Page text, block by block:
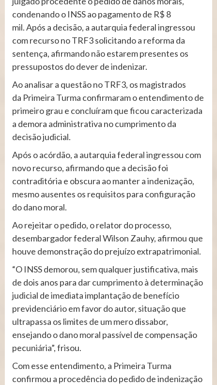
condenando o INSS ao pagamento de R$ 8
mil. Após a decisão, a autarquia federal ingressou
com recurso no TRF3 solicitando a reforma da
sentença, afirmando não estarem presentes os
pressupostos do dever de indenizar.
Ao analisar a questão no TRF3, os magistrados
da Primeira Turma confirmaram o entendimento de
primeiro grau e concluíram que ficou caracterizada
a demora administrativa no cumprimento da
decisão judicial.
Após o acórdão, a autarquia federal ingressou com
novo recurso, afirmando que a decisão foi
contraditória e obscura ao manter a indenização,
mesmo ausentes os requisitos para configuração
do dano moral.
Ao rejeitar o pedido, o relator do processo,
desembargador federal Wilson Zauhy, afirmou que
houve demonstração do prejuízo extrapatrimonial.
“O INSS demorou, sem qualquer justificativa, mais
de dois anos para dar cumprimento à determinação
judicial de imediata implantação de benefício
previdenciário em favor do autor, situação que
ultrapassa os limites de um mero dissabor,
ensejando o dano moral passível de compensação
pecuniária”, frisou.
Com esse entendimento, a Primeira Turma
confirmou a procedência do pedido de indenização